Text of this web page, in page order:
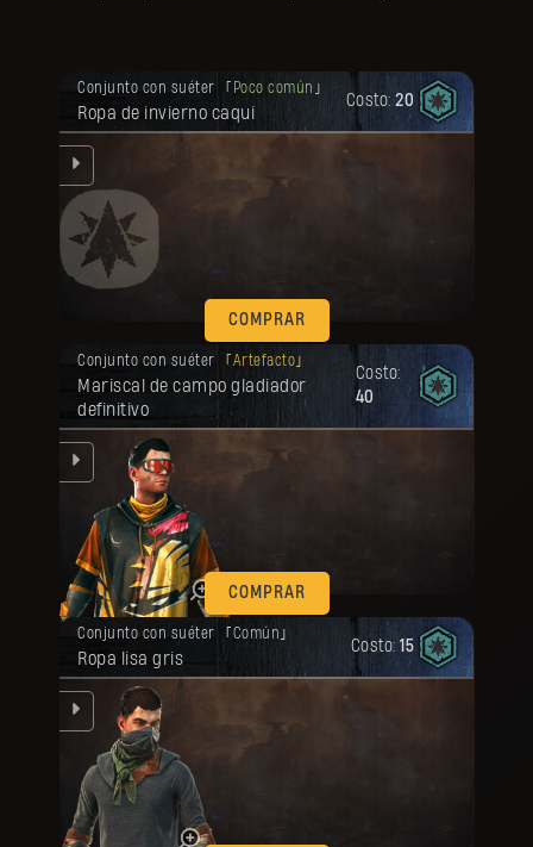
Conjunto con suéter Poco común
Ropa de invierno caqui
Costo: 20
COMPRAR
Tu recompensa se desbloqueó.
Conjunto con suéter Artefacto
Mariscal de campo gladiador
definitivo
Costo:
40
COMPRAR
Tu recompensa se desbloqueó.
Conjunto con suéter Común
Ropa lisa gris
Costo: 15
Tu recompensa se desbloqueó.